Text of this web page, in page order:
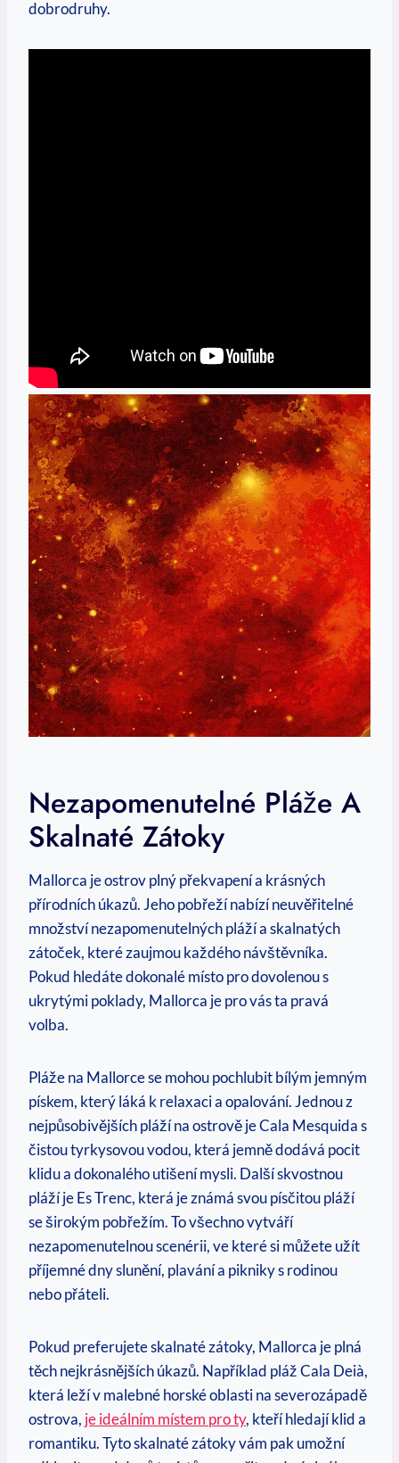
dobrodruhy.
Nezapomenutelné‌ Pláže⁣ A
Skalnaté​ Zátoky
Mallorca je ostrov plný překvapení⁢ a⁤ krásných
⁣přírodních úkazů. Jeho pobřeží nabízí neuvěřitelné
množství nezapomenutelných pláží a ‍skalnatých
zátoček, které zaujmou ​každého návštěvníka.
Pokud hledáte​ dokonalé místo pro dovolenou s
ukrytými poklady, Mallorca je pro vás ta pravá
volba.
Pláže⁣ na Mallorce se mohou⁣ pochlubit‍ bílým jemným
pískem, který láká k relaxaci a ​opalování. Jednou​ z⁤
nejpůsobivějších pláží na ostrově je‍ Cala⁢ Mesquida s⁢
čistou tyrkysovou vodou, která⁤ jemně dodává⁣ pocit
klidu a dokonalého utišení mysli. Další ‌skvostnou
pláží⁢ je Es Trenc, ⁤která ⁢je⁤ známá svou písčitou pláží
se ⁢širokým pobřežím. To všechno vytváří
nezapomenutelnou scenérii, ve které ‍si ‍můžete užít
příjemné dny ⁢slunění, ​plavání a pikniky s rodinou
nebo přáteli.
Pokud preferujete skalnaté zátoky, Mallorca je plná⁤
těch nejkrásnějších úkazů.​ Například pláž Cala ⁤Deià,
která leží v⁤ malebné horské oblasti ⁣na severozápadě
ostrova, je ideálním ⁤místem pro ty, kteří hledají klid ‍a
romantiku. Tyto skalnaté zátoky ​vám pak umožní